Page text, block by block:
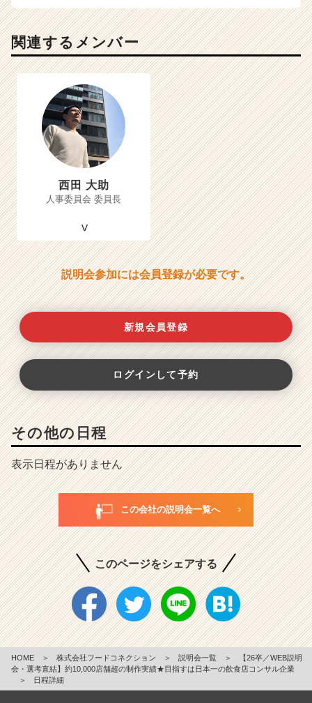
関連するメンバー
西田 大助
人事委員会 委員長
説明会参加には会員登録が必要です。
新規会員登録
ログインして予約
その他の日程
表示日程がありません
この会社の説明会一覧へ
このページをシェアする
HOME ＞ 株式会社フードコネクション ＞ 説明会一覧 ＞
【26卒／WEB説明
会・選考直結】約10,000店舗超の制作実績★目指すは日本一の飲食店コンサル企業
＞
日程詳細